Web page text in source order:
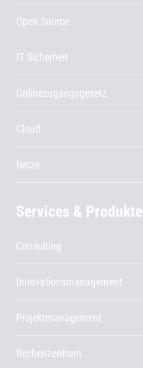
Open Source
IT Sicherheit
Onlinezugangsgesetz
Cloud
Netze
Services & Produkte
Consulting
Innovationsmanagement
Projektmanagement
Rechenzentrum